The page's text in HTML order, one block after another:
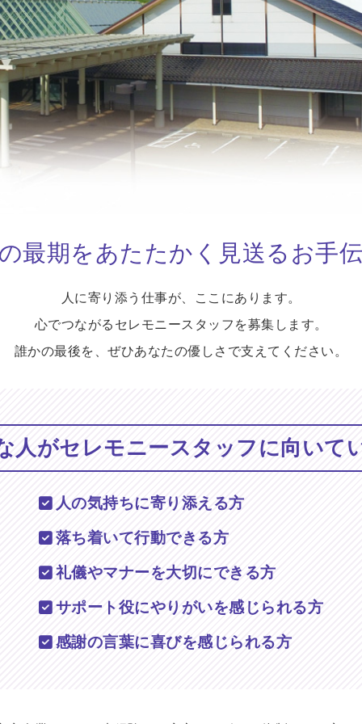
最期をあたたかく見送るお手
人に寄り添う仕事が、ここにあります。
心でつながるセレモニースタッフを募集します。
誰かの最後を、ぜひあなたの優しさで支えてください。
人がセレモニースタッフに向いて
人の気持ちに寄り添える方
落ち着いて行動できる方
礼儀やマナーを大切にできる方
サポート役にやりがいを感じられる方
感謝の言葉に喜びを感じられる方